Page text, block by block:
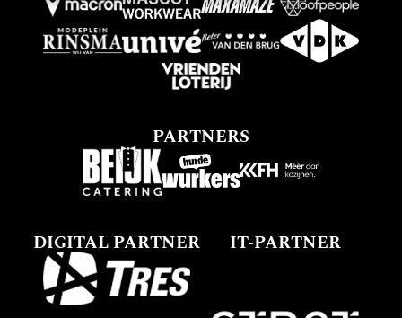
PARTNERS
DIGITAL PARTNER IT-PARTNER